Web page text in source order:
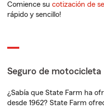
Comience su cotización de
rápido y sencillo!
Seguro de motocicleta
¿Sabía que State Farm ha
desde 1962? State Farm